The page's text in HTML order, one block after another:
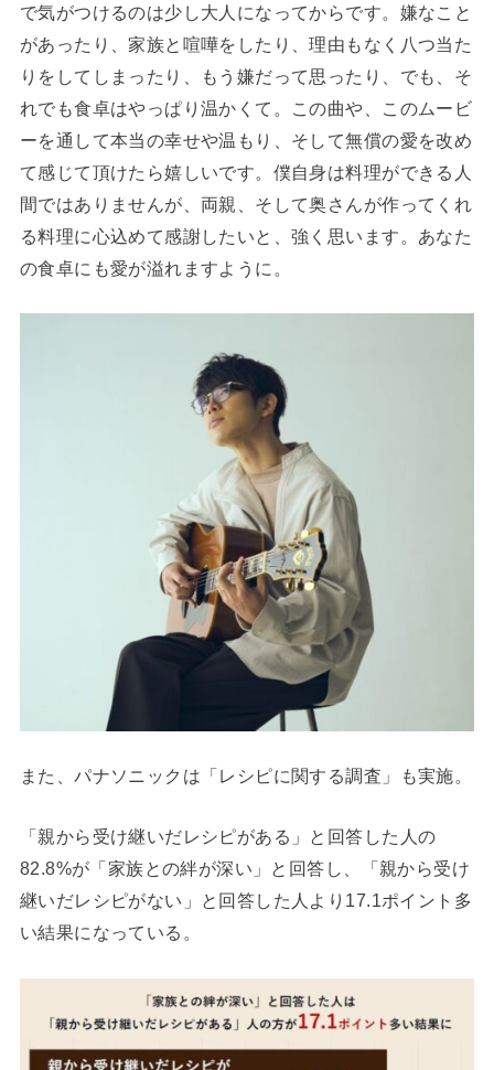
で気がつけるのは少し大人になってからです。嫌なこと
があったり、家族と喧嘩をしたり、理由もなく八つ当た
りをしてしまったり、もう嫌だって思ったり、でも、そ
れでも食卓はやっぱり温かくて。この曲や、このムービ
ーを通して本当の幸せや温もり、そして無償の愛を改め
て感じて頂けたら嬉しいです。僕自身は料理ができる人
間ではありませんが、両親、そして奥さんが作ってくれ
る料理に心込めて感謝したいと、強く思います。あなた
の食卓にも愛が溢れますように。
また、パナソニックは「レシピに関する調査」も実施。
「親から受け継いだレシピがある」と回答した人の
82.8%が「家族との絆が深い」と回答し、「親から受け
継いだレシピがない」と回答した人より17.1ポイント多
い結果になっている。